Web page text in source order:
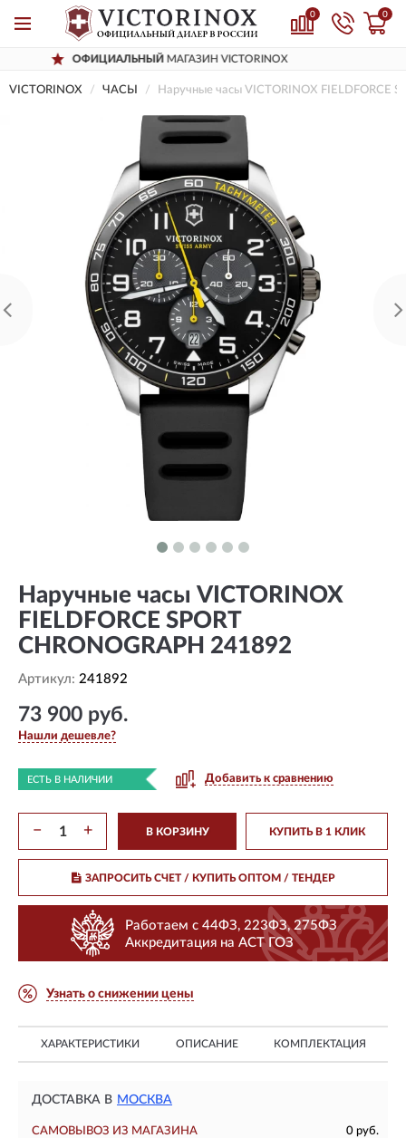
0 0
МАГАЗИН VICTORINOX
VICTORINOX ЧАСЫ Наручные часы VICTORINOX FIELDFORCE
Наручные часы VICTORINOX
FIELDFORCE SPORT
CHRONOGRAPH 241892
Артикул: 241892
73 900 руб.
Нашли дешевле?
ЕСТЬ В НАЛИЧИИ Добавить к сравнению
− + В КОРЗИНУ КУПИТЬ В 1 КЛИК
ЗАПРОСИТЬ СЧЕТ / КУПИТЬ ОПТОМ/ ТЕНДЕР
Работаем с 44ФЗ, 223ФЗ, 275ФЗ
Аккредитация на АСТ ГОЗ
Узнать о снижении цены
ХАРАКТЕРИСТИКИ ОПИСАНИЕ КОМПЛЕКТАЦИЯ
ДОСТАВКА В МОСКВА
САМОВЫВОЗ ИЗ МАГАЗИНА
0 руб.